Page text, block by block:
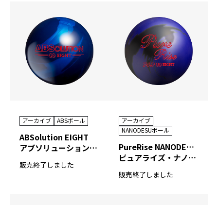
アーカイブ ABSボール
ABSolution EIGHT
アブソリューション・エイト
販売終了しました
アーカイブ
NANODESUボール
PureRise NANODESU 74D EIGHT
ピュアライズ・ナノデス ナナヨンディー エイト
販売終了しました